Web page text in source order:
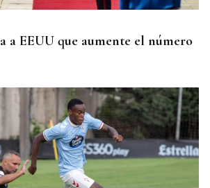
a EEUU que aumente el número